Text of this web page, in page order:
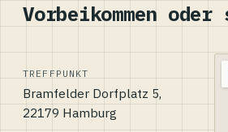
Vorbeikommen
TREFFPUNKT
Bramfelder Dorfplatz 5,
22179 Hamburg